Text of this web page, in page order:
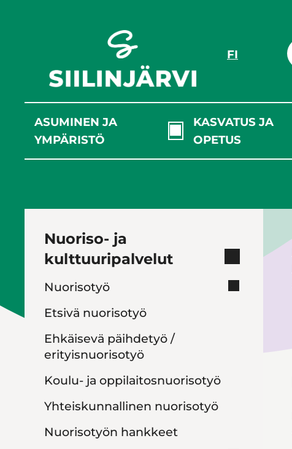
FI
ASUMINEN JA
YMPÄRISTÖ
KASVATUS JA
OPETUS
Nuoriso- ja
kulttuuripalvelut
Nuorisotyö
Etsivä nuorisotyö
Ehkäisevä päihdetyö /
erityisnuorisotyö
Koulu- ja oppilaitosnuorisotyö
Yhteiskunnallinen nuorisotyö
Nuorisotyön hankkeet